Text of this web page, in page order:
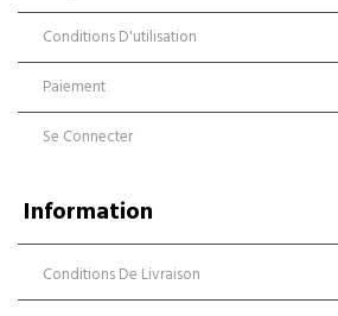
Conditions D'utilisation
Paiement
Se Connecter
Information
Conditions De Livraison